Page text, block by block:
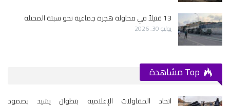
13 قتيلاً في محاولة هجرة جماعية نحو سبتة المحتلة
يوليو 30, 2026
اتحاد المقاولات الإعلامية بتطوان يشيد بصمود